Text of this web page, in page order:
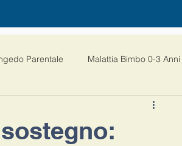
Parentale Malattia Bimbo 0-3 Anni
ministro